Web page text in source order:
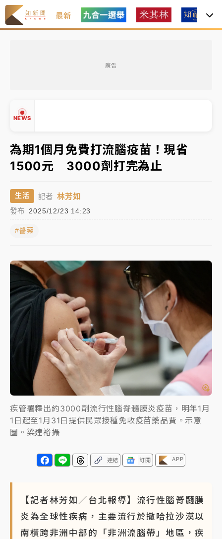
最新
廣告
NEWS
中颱白海豚環流掠北海！今明防劇烈降雨 東部高溫飆
38度
周末精選｜ 慈濟遭詐10億完整始末曝！律師掮客大玩兩
面手法 郭台銘、蔡英文成關鍵
本周爆款短影音｜
柯文哲帶電子手鐶拄拐杖現身／周玉
周末精選｜
任 預算難關如何解？
父親節玩樂園！六福村今明2天「爸爸免費」 遠雄海洋
買1送1
白海豚逼近！新北高灘地停車場下午4時強制拖吊 中午
開放水門周邊紅黃線停車
中颱白海豚環流掠北海！今明防劇烈降雨 東部高溫飆
38度
周末精選｜ 慈濟遭詐10億完整始末曝！律師掮客大玩兩
面手法 郭台銘、蔡英文成關鍵
本周爆款短影音｜ 柯文哲帶電子手鐶拄拐杖現身／周玉
蔻蔡玉真開撕爆料
周末精選｜ 跨境網購族注意！EZ Way若改由政府委
任 預算難關如何解？
蔣萬安的建中同學！47歲法律學霸戰桃園 公開上任首
為期1個月免費打流腦疫苗！現省
1500元 3000劑打完為止
生活 記者 林芳如
發布 2025/12/23 14:23
#醫藥
疾管署釋出約3000劑流行性腦脊髓膜炎疫苗，明年1月
1日起至1月31日提供民眾接種免收疫苗藥品費。示意
圖。梁建裕攝
連結 訂閱 APP
【記者林芳如／台北報導】流行性腦脊髓膜
炎為全球性疾病，主要流行於撒哈拉沙漠以
南橫跨非洲中部的「非洲流腦帶」地區，疾